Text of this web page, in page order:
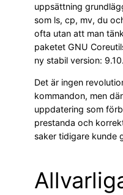
uppsättning
som ls, cp, mv, du
ofta utan att man
paketet GNU
ny stabil version: 9.10.
Det är ingen
kommandon, men
uppdatering som
prestanda och
saker tidigare kunde